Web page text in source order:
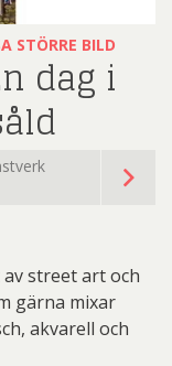
STÖRRE BILD
dag i
street art och
gärna mixar
akvarell och